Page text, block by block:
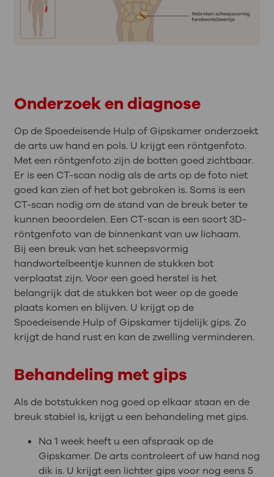
Onderzoek en diagnose
Op de Spoedeisende Hulp of Gipskamer onderzoekt
de arts uw hand en pols. U krijgt een röntgenfoto.
Met een röntgenfoto zijn de botten goed zichtbaar.
Er is een CT-scan nodig als de arts op de foto niet
goed kan zien of het bot gebroken is. Soms is een
CT-scan nodig om de stand van de breuk beter te
kunnen beoordelen. Een CT-scan is een soort 3D-
röntgenfoto van de binnenkant van uw lichaam.
Bij een breuk van het scheepsvormig
handwortelbeentje kunnen de stukken bot
verplaatst zijn. Voor een goed herstel is het
belangrijk dat de stukken bot weer op de goede
plaats komen en blijven. U krijgt op de
Spoedeisende Hulp of Gipskamer tijdelijk gips. Zo
krijgt de hand rust en kan de zwelling verminderen.
Behandeling met gips
Als de botstukken nog goed op elkaar staan en de
breuk stabiel is, krijgt u een behandeling met gips.
Na 1 week heeft u een afspraak op de
Gipskamer. De arts controleert of uw hand nog
dik is. U krijgt een lichter gips voor nog eens 5